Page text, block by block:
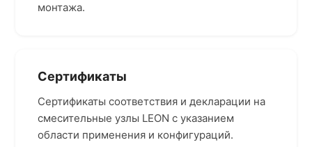
монтажа.
Сертификаты
Сертификаты соответствия и декларации на
смесительные узлы LEON с указанием
области применения и конфигураций.